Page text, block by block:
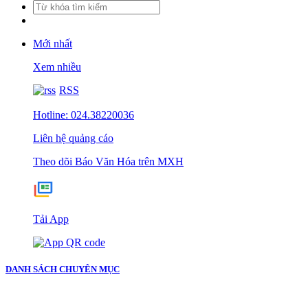
Mới nhất
Xem nhiều
RSS
Hotline: 024.38220036
Liên hệ quảng cáo
Theo dõi Báo Văn Hóa trên MXH
Tải App
DANH SÁCH CHUYÊN MỤC